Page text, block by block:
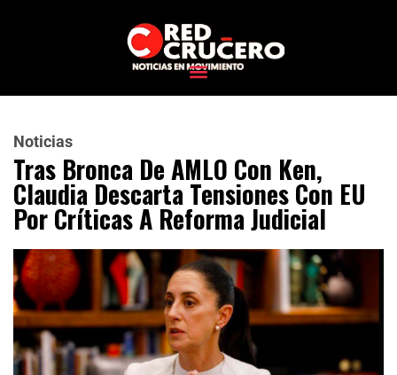
Noticias
Tras Bronca De AMLO Con Ken,
Claudia Descarta Tensiones Con EU
Por Críticas A Reforma Judicial